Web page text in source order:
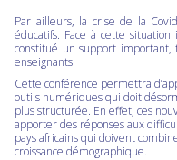
Par ailleurs, la crise de la
éducatifs. Face à cette
constitué un support
enseignants.
Cette conférence permettra
outils numériques qui doit
plus structurée. En effet, ces
apporter des réponses aux
pays africains qui doivent
croissance démographique.